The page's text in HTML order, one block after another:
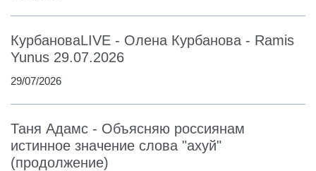
КурбановаLIVE - Олена Курбанова - Ramis
Yunus 29.07.2026
29/07/2026
Таня Адамс - Объясняю россиянам
истинное значение слова "ахуй"
(продолжение)